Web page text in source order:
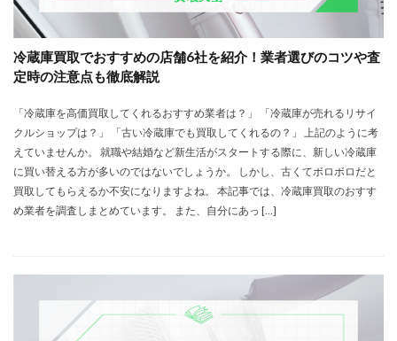
冷蔵庫買取でおすすめの店舗6社を紹介！業者選びのコツや査
定時の注意点も徹底解説
「冷蔵庫を高価買取してくれるおすすめ業者は？」 「冷蔵庫が売れるリサイ
クルショップは？」 「古い冷蔵庫でも買取してくれるの？」 上記のように考
えていませんか。 就職や結婚など新生活がスタートする際に、新しい冷蔵庫
に買い替える方が多いのではないでしょうか。 しかし、古くてボロボロだと
買取してもらえるか不安になりますよね。 本記事では、冷蔵庫買取のおすす
め業者を調査しまとめています。 また、自分にあっ […]